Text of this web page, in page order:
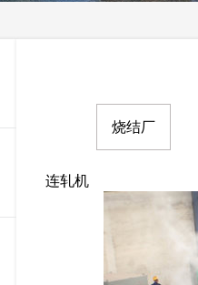
烧结厂
连轧机